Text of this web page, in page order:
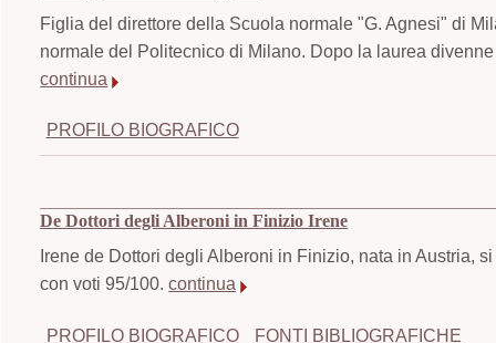
Figlia del direttore della Scuola normale "G. Agnesi" di
normale del Politecnico di Milano. Dopo la laurea
continua
PROFILO BIOGRAFICO
De Dottori degli Alberoni in Finizio Irene
Irene de Dottori degli Alberoni in Finizio, nata in Austria,
con voti 95/100.continua
PROFILO BIOGRAFICO FONTI BIBLIOGRAFICHE